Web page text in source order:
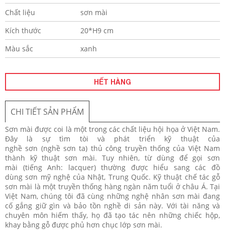
Chất liệu
sơn mài
Kích thước
20*H9 cm
Màu sắc
xanh
HẾT HÀNG
CHI TIẾT SẢN PHẨM
Sơn mài được coi là một trong các chất liệu hội họa ở Việt Nam.
Đây là sự tìm tòi và phát triển kỹ thuật của
nghề sơn (nghề sơn ta) thủ công truyền thống của Việt Nam
thành kỹ thuật sơn mài. Tuy nhiên, từ dùng để gọi sơn
mài (tiếng Anh: lacquer) thường được hiểu sang các đồ
dùng sơn mỹ nghệ của Nhật, Trung Quốc. Kỹ thuật chế tác gỗ
sơn mài là một truyền thống hàng ngàn năm tuổi ở châu Á. Tại
Việt Nam, chúng tôi đã cùng những nghệ nhân sơn mài đang
cố gắng giữ gìn và bảo tồn nghề di sản này. Với tài năng và
chuyên môn hiếm thấy, họ đã tạo tác nên những chiếc hộp,
khay bằng gỗ được phủ hơn chục lớp sơn mài.